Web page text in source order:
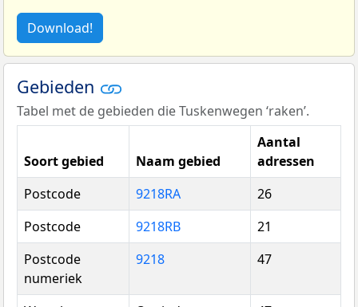
Download!
Gebieden
Tabel met de gebieden die Tuskenwegen ‘raken’.
Soort gebied Naam gebied
Aantal
adressen
Postcode
9218RA
26
Postcode
9218RB
21
Postcode
numeriek
9218 47